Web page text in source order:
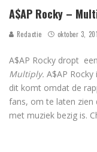
A$AP Rocky –
Redactie oktober 3,
A$AP Rocky dropt
Multiply. A$AP
dit komt omdat de
fans, om te laten zien
met muziek bezig is.